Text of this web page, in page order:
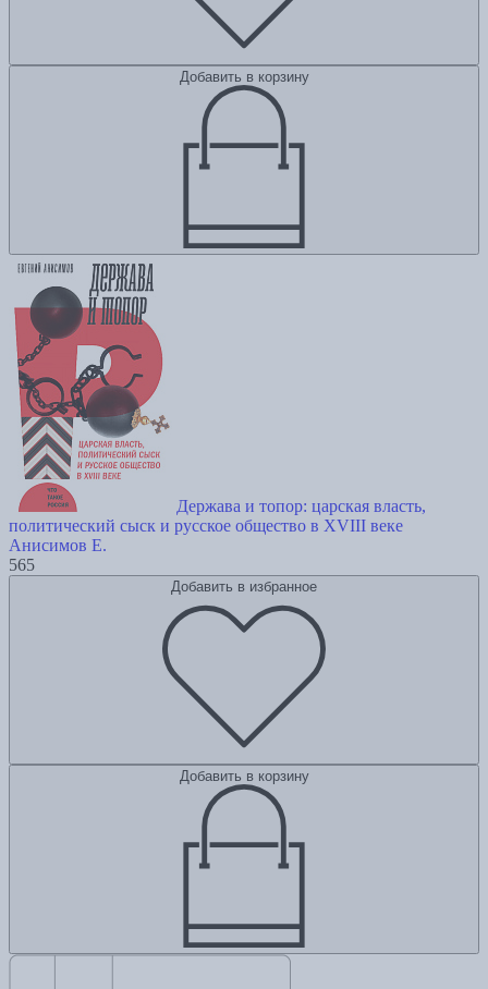
Добавить в корзину
Держава и топор: царская власть,
политический сыск и русское общество в XVIII веке
Анисимов Е.
565
Добавить в избранное
Добавить в корзину